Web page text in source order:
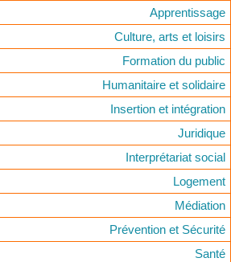
Apprentissage
Culture, arts et loisirs
Formation du public
Humanitaire et solidaire
Insertion et intégration
Juridique
Interprétariat social
Logement
Médiation
Prévention et Sécurité
Santé